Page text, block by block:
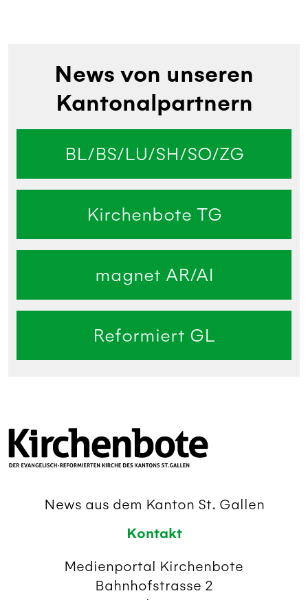
News von unseren
Kantonalpartnern
BL/BS/LU/SH/SO/ZG
Kirchenbote TG
magnet AR/AI
Reformiert GL
News aus dem Kanton St. Gallen
Kontakt
Medienportal Kirchenbote
Bahnhofstrasse 2